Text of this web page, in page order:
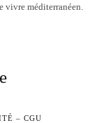
vivre méditerranéen.
– CGU